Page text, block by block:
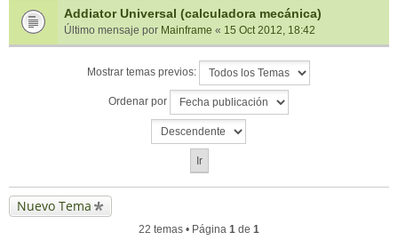
Addiator Universal (calculadora mecánica)
Último mensaje por Mainframe « 15 Oct 2012, 18:42
Mostrar temas previos:
Ordenar por
Nuevo Tema
22 temas • Página 1 de 1